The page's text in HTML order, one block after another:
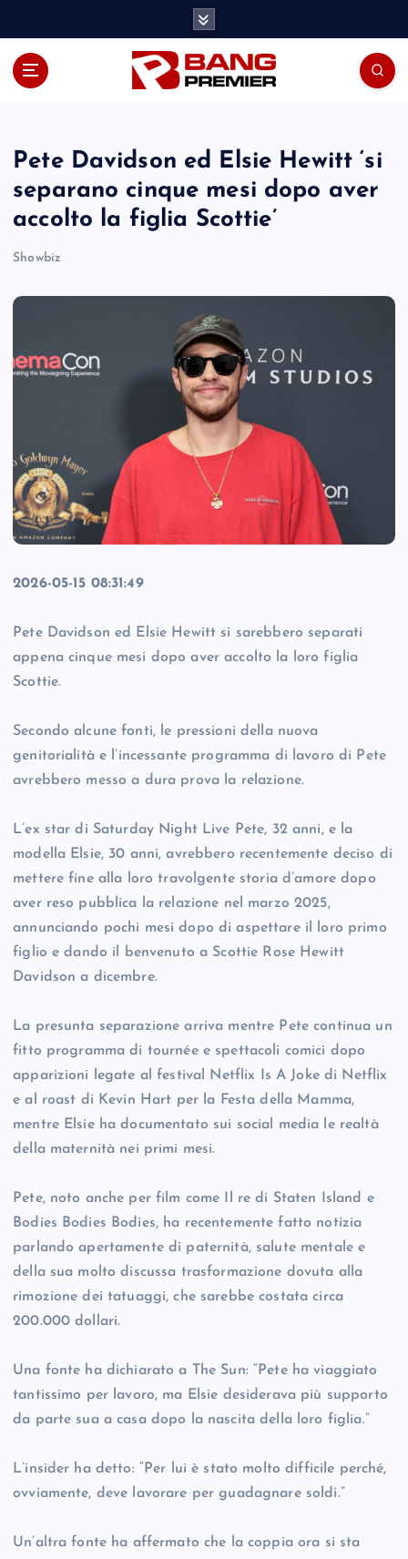
Pete Davidson ed Elsie Hewitt ‘si
separano cinque mesi dopo aver
accolto la figlia Scottie’
Showbiz
2026-05-15 08:31:49
Pete Davidson ed Elsie Hewitt si sarebbero separati
appena cinque mesi dopo aver accolto la loro figlia
Scottie.
Secondo alcune fonti, le pressioni della nuova
genitorialità e l’incessante programma di lavoro di Pete
avrebbero messo a dura prova la relazione.
L’ex star di Saturday Night Live Pete, 32 anni, e la
modella Elsie, 30 anni, avrebbero recentemente deciso di
mettere fine alla loro travolgente storia d’amore dopo
aver reso pubblica la relazione nel marzo 2025,
annunciando pochi mesi dopo di aspettare il loro primo
figlio e dando il benvenuto a Scottie Rose Hewitt
Davidson a dicembre.
La presunta separazione arriva mentre Pete continua un
fitto programma di tournée e spettacoli comici dopo
apparizioni legate al festival Netflix Is A Joke di Netflix
e al roast di Kevin Hart per la Festa della Mamma,
mentre Elsie ha documentato sui social media le realtà
della maternità nei primi mesi.
Pete, noto anche per film come Il re di Staten Island e
Bodies Bodies Bodies, ha recentemente fatto notizia
parlando apertamente di paternità, salute mentale e
della sua molto discussa trasformazione dovuta alla
rimozione dei tatuaggi, che sarebbe costata circa
200.000 dollari.
Una fonte ha dichiarato a The Sun: “Pete ha viaggiato
tantissimo per lavoro, ma Elsie desiderava più supporto
da parte sua a casa dopo la nascita della loro figlia.”
L’insider ha detto: “Per lui è stato molto difficile perché,
ovviamente, deve lavorare per guadagnare soldi.”
Un’altra fonte ha affermato che la coppia ora si sta